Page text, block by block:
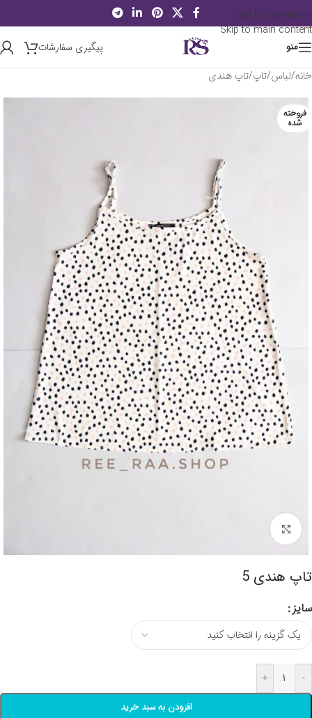
Skip to navigation
Skip to main content
منو
پیگیری سفارشات
خانه/لباس/تاپ/تاپ هندی
فروخته
شده
برای بزرگنمایی کلیک کنید
تاپ هندی 5
سایز
-
+
افزودن به سبد خرید